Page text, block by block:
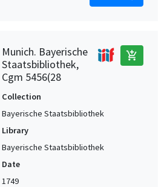
Munich. Bayerische
Staatsbibliothek,
Cgm 5456(28
add_shopping_cart
Collection
Bayerische Staatsbibliothek
Library
Bayerische Staatsbibliothek
Date
1749